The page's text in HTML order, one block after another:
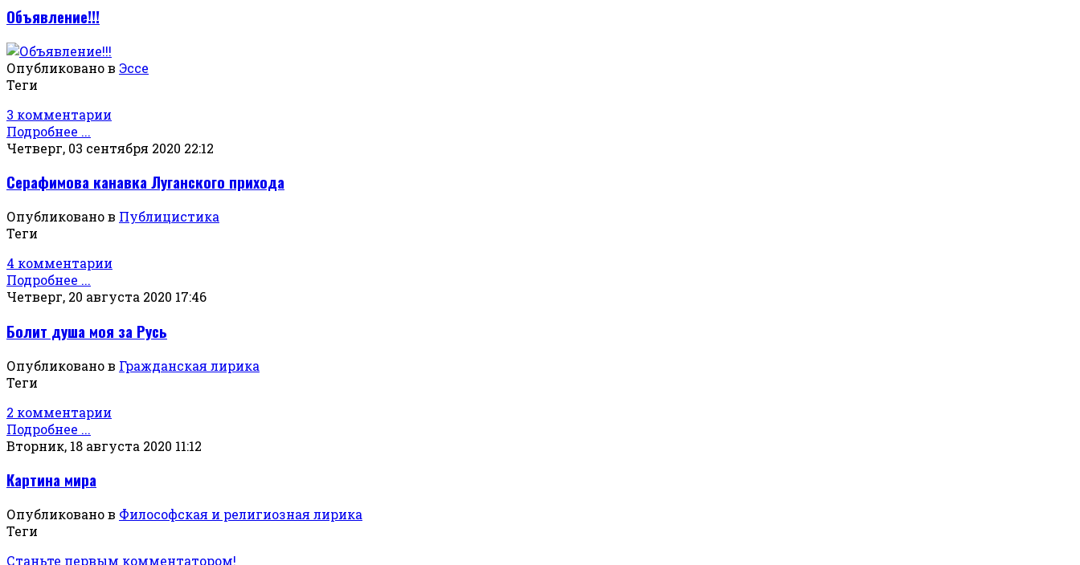
Объявление!!!
Опубликовано в Эссе
Теги
3 комментарии
Подробнее ...
Четверг, 03 сентября 2020 22:12
Серафимова канавка Луганского прихода
Опубликовано в Публицистика
Теги
4 комментарии
Подробнее ...
Четверг, 20 августа 2020 17:46
Болит душа моя за Русь
Опубликовано в Гражданская лирика
Теги
2 комментарии
Подробнее ...
Вторник, 18 августа 2020 11:12
Картина мира
Опубликовано в Философская и религиозная лирика
Теги
Станьте первым комментатором!